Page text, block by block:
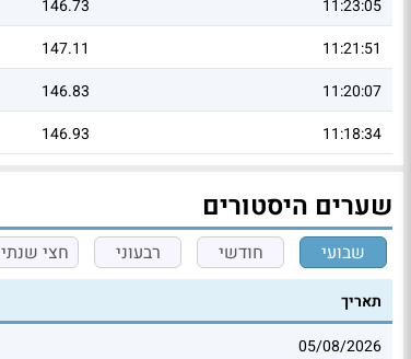
11:23:05
146.73
11:21:51
147.11
11:20:07
146.83
11:18:34
146.93
שערים היסטורים
שבועי חודשי רבעוני חצי שנתי
תאריך
05/08/2026